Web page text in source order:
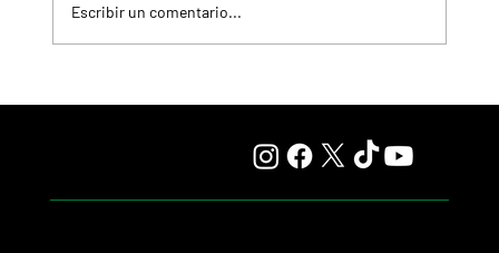
Escribir un comentario...